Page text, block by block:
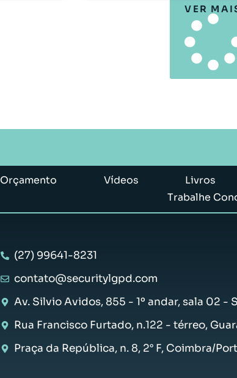
VER
Orçamento Vídeos Livros
Trabalhe
(27) 99641-8231
contato@securitylgpd.com
Av. Silvio Avidos, 855 - 1º andar, sala 02 -
Rua Francisco Furtado, n.122 - térreo,
Praça da República, n. 8, 2° F, Coimbra/